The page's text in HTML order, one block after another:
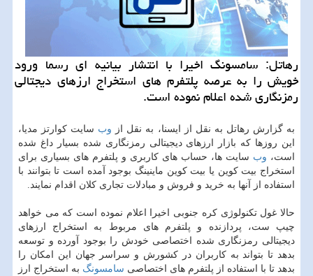
رهاتل: سامسونگ اخیرا با انتشار بیانیه ای رسما ورود
خویش را به عرصه پلتفرم های استخراج ارزهای دیجتالی
رمزنگاری شده اعلام نموده است.
به گزارش رهاتل به نقل از ایسنا، به نقل از وب سایت كوارتز مدیا،
این روزها كه بازار ارزهای دیجیتالی رمزنگاری شده بسیار داغ شده
است، وب سایت ها، حساب های كاربری و پلتفرم های بسیاری برای
استخراج بیت كوین یا بیت كوین ماینینگ بوجود آمده است تا بتوانند با
استفاده از آنها به خرید و فروش و مبادلات تجاری كلان اقدام نمایند.
حالا غول تكنولوژی كره جنوبی اخیرا اعلام نموده است كه می خواهد
چیپ ست، پردازنده و پلتفرم های مربوط به استخراج ارزهای
دیجیتالی رمزنگاری شده اختصاصی خودش را بوجود آورده و توسعه
بدهد تا بتواند به كاربران در كشورش و سراسر جهان این امكان را
بدهد تا با استفاده از پلتفرم های اختصاصی سامسونگ به استخراج ارز